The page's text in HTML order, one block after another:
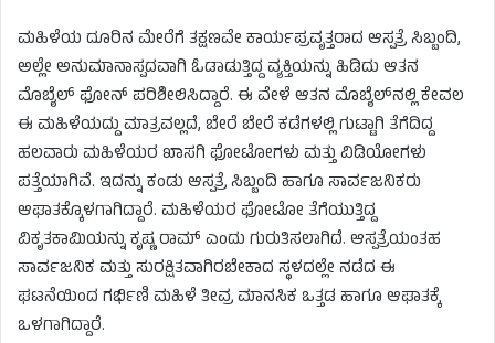
ಮಹಿಳೆಯ ದೂರಿನ ಮೇರೆಗೆ ತಕ್ಷಣವೇ ಕಾರ್ಯಪ್ರವೃತ್ತರಾದ ಆಸ್ಪತ್ರೆ ಸಿಬ್ಬಂದಿ,
ಅಲ್ಲೇ ಅನುಮಾನಾಸ್ಪದವಾಗಿ ಓಡಾಡುತ್ತಿದ್ದ ವ್ಯಕ್ತಿಯನ್ನು ಹಿಡಿದು ಆತನ
ಮೊಬೈಲ್ ಫೋನ್ ಪರಿಶೀಲಿಸಿದ್ದಾರೆ. ಈ ವೇಳೆ ಆತನ ಮೊಬೈಲ್‌ನಲ್ಲಿ ಕೇವಲ
ಈ ಮಹಿಳೆಯದ್ದು ಮಾತ್ರವಲ್ಲದೆ, ಬೇರೆ ಬೇರೆ ಕಡೆಗಳಲ್ಲಿ ಗುಟ್ಟಾಗಿ ತೆಗೆದಿದ್ದ
ಹಲವಾರು ಮಹಿಳೆಯರ ಖಾಸಗಿ ಫೋಟೋಗಳು ಮತ್ತು ವಿಡಿಯೋಗಳು
ಪತ್ತೆಯಾಗಿವೆ. ಇದನ್ನು ಕಂಡು ಆಸ್ಪತ್ರೆ ಸಿಬ್ಬಂದಿ ಹಾಗೂ ಸಾರ್ವಜನಿಕರು
ಆಘಾತಕ್ಕೊಳಗಾಗಿದ್ದಾರೆ. ಮಹಿಳೆಯರ ಫೋಟೋ ತೆಗೆಯುತ್ತಿದ್ದ
ವಿಕೃತಕಾಮಿಯನ್ನು ಕೃಷ್ಣ ರಾಮ್ ಎಂದು ಗುರುತಿಸಲಾಗಿದೆ. ಆಸ್ಪತ್ರೆಯಂತಹ
ಸಾರ್ವಜನಿಕ ಮತ್ತು ಸುರಕ್ಷಿತವಾಗಿರಬೇಕಾದ ಸ್ಥಳದಲ್ಲೇ ನಡೆದ ಈ
ಘಟನೆಯಿಂದ ಗರ್ಭಿಣಿ ಮಹಿಳೆ ತೀವ್ರ ಮಾನಸಿಕ ಒತ್ತಡ ಹಾಗೂ ಆಘಾತಕ್ಕೆ
ಒಳಗಾಗಿದ್ದಾರೆ.